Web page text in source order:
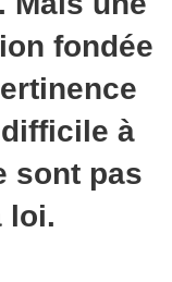
fondée
à
sont pas
loi.